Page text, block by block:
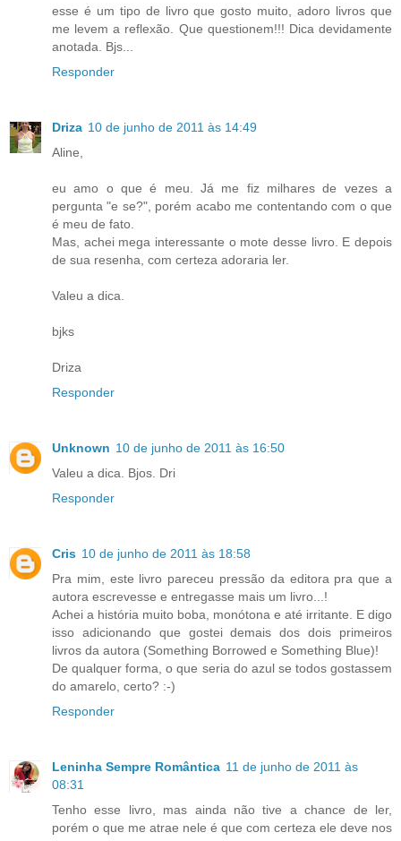
esse é um tipo de livro que gosto muito, adoro livros que
me levem a reflexão. Que questionem!!! Dica devidamente
anotada. Bjs...
Responder
Driza 10 de junho de 2011 às 14:49
Aline,
eu amo o que é meu. Já me fiz milhares de vezes a
pergunta "e se?", porém acabo me contentando com o que
é meu de fato.
Mas, achei mega interessante o mote desse livro. E depois
de sua resenha, com certeza adoraria ler.
Valeu a dica.
bjks
Driza
Responder
Unknown 10 de junho de 2011 às 16:50
Valeu a dica. Bjos. Dri
Responder
Cris 10 de junho de 2011 às 18:58
Pra mim, este livro pareceu pressão da editora pra que a
autora escrevesse e entregasse mais um livro...!
Achei a história muito boba, monótona e até irritante. E digo
isso adicionando que gostei demais dos dois primeiros
livros da autora (Something Borrowed e Something Blue)!
De qualquer forma, o que seria do azul se todos gostassem
do amarelo, certo? :-)
Responder
Leninha Sempre Romântica 11 de junho de 2011 às
08:31
Tenho esse livro, mas ainda não tive a chance de ler,
porém o que me atrae nele é que com certeza ele deve nos